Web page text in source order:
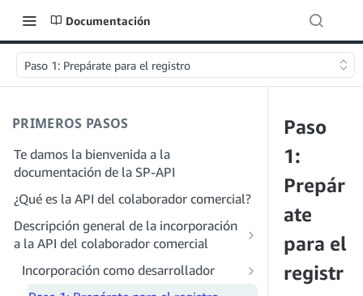
Documentación
Paso 1: Prepárate para el registro
PRIMEROS PASOS
Te damos la bienvenida a la
documentación de la SP-API
¿Qué es la API del colaborador comercial?
Descripción general de la incorporación
a la API del colaborador comercial
Incorporación como desarrollador
Paso
1:
Prepár
ate
para el
registr